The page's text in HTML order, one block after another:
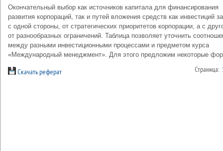
Окончательный выбор как источников капитала для финансирования
развития корпораций, так и путей вложения средств как инвестиций
с одной стороны, от стратегических приоритетов корпорации, а с
от разнообразных ограничений. Таблица позволяет уточнить
между разными инвестиционными процессами и предметом курса
«Международный менеджмент». Для этого предложим некоторые
Скачать реферат Страница: